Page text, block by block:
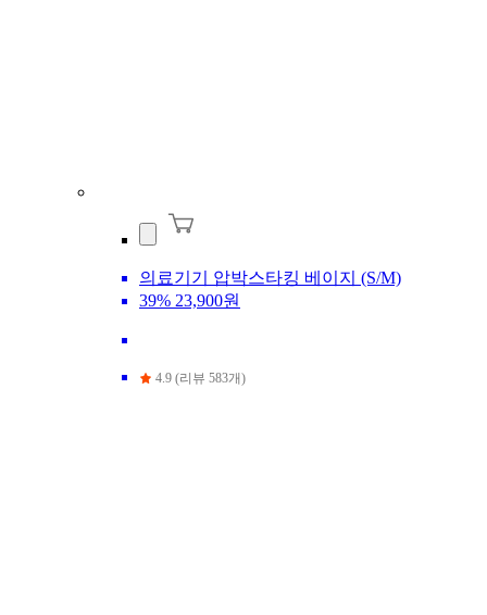
의료기기 압박스타킹 베이지 (S/M)
39% 23,900원
4.9 (리뷰 583개)